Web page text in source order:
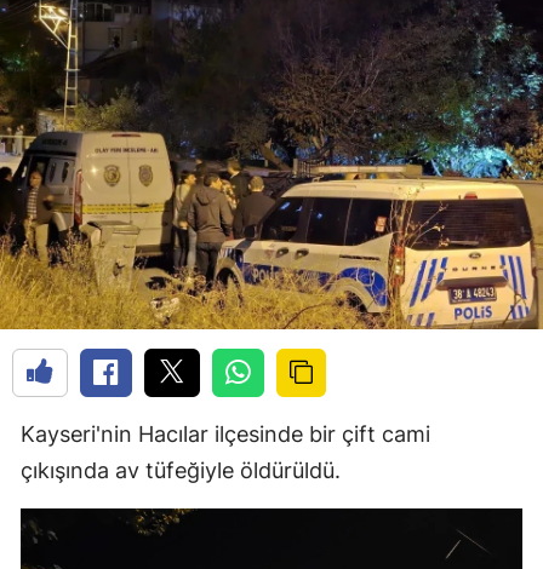
Kayseri'nin Hacılar ilçesinde bir çift cami
çıkışında av tüfeğiyle öldürüldü.